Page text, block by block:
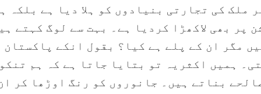
ملک کی تجارتی بنیادوں کو ہلا دیا ہے بلکہ
پر بھی لاکھڑا کردیا ہے۔ بہت سے لوگ کہتے
مگر ان کے پلے ہے کیا؟ بقول انکے پاکستان
ہمیں اکثریہ تو بتایا جاتا ہے کہ ہم
بناتے ہیں۔ جانوروں کو رنگ اوڑھا کر